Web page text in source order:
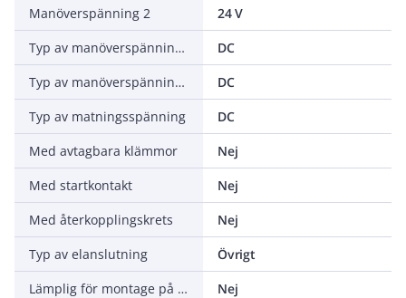
Manöverspänning 2
24 V
Typ av manöverspänning 1
DC
Typ av manöverspänning 2
DC
Typ av matningsspänning
DC
Med avtagbara klämmor
Nej
Med startkontakt
Nej
Med återkopplingskrets
Nej
Typ av elanslutning
Övrigt
Lämplig för montage på skena
Nej